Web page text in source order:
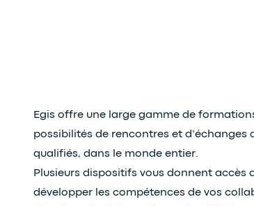
Egis offre une large gamme de
possibilités de rencontres et d’échanges
qualifiés, dans le monde entier.
Plusieurs dispositifs vous donnent accès
développer les compétences de vos